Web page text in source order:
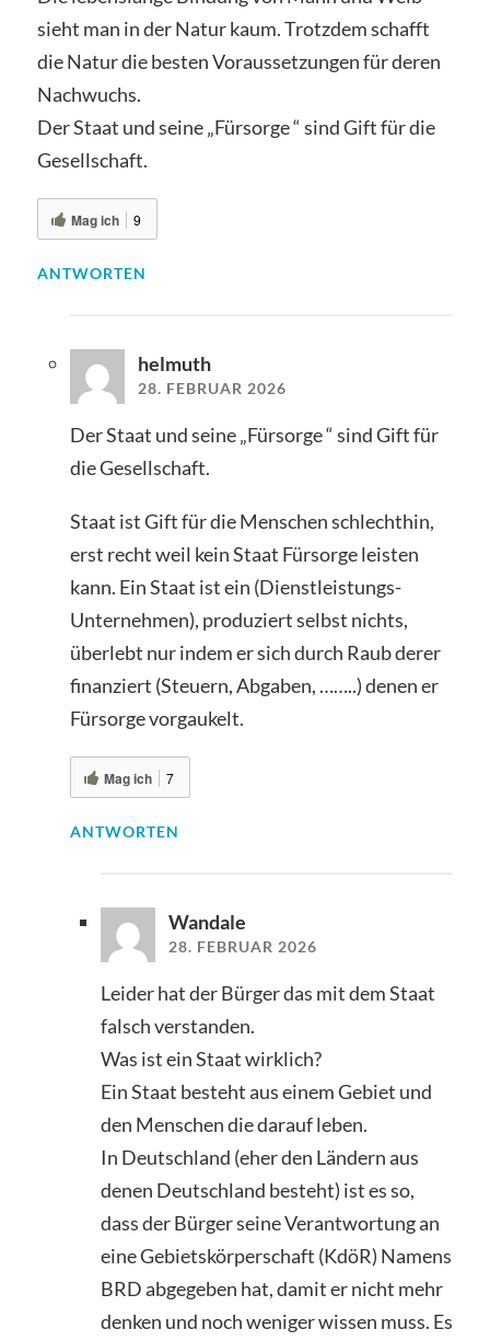
sieht man in der Natur kaum. Trotzdem schafft
die Natur die besten Voraussetzungen für deren
Nachwuchs.
Der Staat und seine „Fürsorge “ sind Gift für die
Gesellschaft.
Mag ich 9
ANTWORTEN
helmuth
28. FEBRUAR 2026
Der Staat und seine „Fürsorge “ sind Gift für
die Gesellschaft.
Staat ist Gift für die Menschen schlechthin,
erst recht weil kein Staat Fürsorge leisten
kann. Ein Staat ist ein (Dienstleistungs-
Unternehmen), produziert selbst nichts,
überlebt nur indem er sich durch Raub derer
finanziert (Steuern, Abgaben, ……..) denen er
Fürsorge vorgaukelt.
Mag ich 7
ANTWORTEN
Wandale
28. FEBRUAR 2026
Leider hat der Bürger das mit dem Staat
falsch verstanden.
Was ist ein Staat wirklich?
Ein Staat besteht aus einem Gebiet und
den Menschen die darauf leben.
In Deutschland (eher den Ländern aus
denen Deutschland besteht) ist es so,
dass der Bürger seine Verantwortung an
eine Gebietskörperschaft (KdöR) Namens
BRD abgegeben hat, damit er nicht mehr
denken und noch weniger wissen muss. Es